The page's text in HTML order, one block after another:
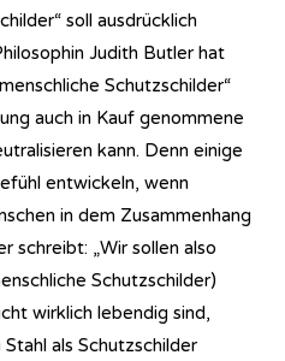
soll ausdrücklich
Judith Butler hat
Schutzschilder“
auch in Kauf genommene
kann. Denn einige
entwickeln, wenn
in dem Zusammenhang
schreibt: „Wir sollen also
Schutzschilder)
wirklich lebendig sind,
als Schutzschilder